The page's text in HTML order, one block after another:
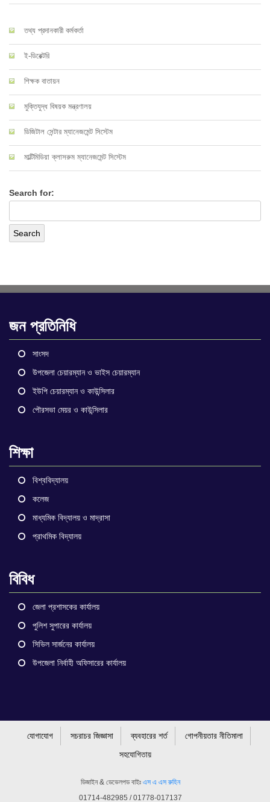
তথ্য প্রদানকারী কর্মকর্তা
ই-ডিরেক্টরি
শিক্ষক বাতায়ন
মুক্তিযুদ্ধ বিষয়ক মন্ত্রণালয়
ডিজিটাল সেন্টার ম্যানেজমেন্ট সিস্টেম
মাল্টিমিডিয়া ক্লাসরুম ম্যানেজমেন্ট সিস্টেম
Search for:
জন প্রতিনিধি
সাংসদ
উপজেলা চেয়ারম্যান ও ভাইস চেয়ারম্যান
ইউপি চেয়ারম্যান ও কাউন্সিলার
পৌরসভা মেয়র ও কাউন্সিলার
শিক্ষা
বিশ্ববিদ্যালয়
কলেজ
মাধ্যমিক বিদ্যালয় ও মাদ্রাসা
প্রাথমিক বিদ্যালয়
বিবিধ
জেলা প্রশাসকের কার্যালয়
পুলিশ সুপারের কার্যালয়
সিভিল সার্জনের কার্যালয়
উপজেলা নির্বাহী অফিসারের কার্যালয়
যোগাযোগ সচরাচর জিজ্ঞাসা ব্যবহারের শর্ত
গোপনীয়তার নীতিমালা
সহযোগিতায়
ডিজাইন & ডেভেলপড বাইঃ এস এ এস রুহিন
01714-482985 / 01778-017137